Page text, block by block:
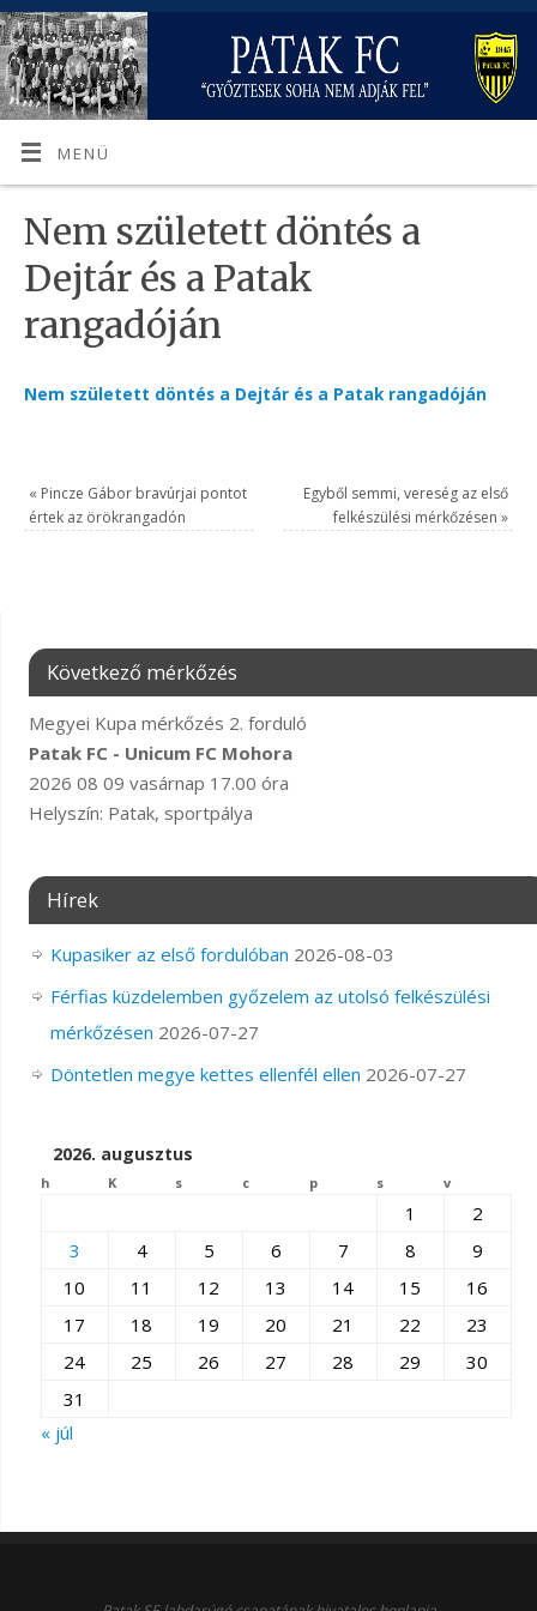
MENÜ
Nem született döntés a
Dejtár és a Patak
rangadóján
Nem született döntés a Dejtár és a Patak rangadóján
« Pincze Gábor bravúrjai pontot
értek az örökrangadón
Egyből semmi, vereség az első
felkészülési mérkőzésen »
Következő mérkőzés
Megyei Kupa mérkőzés 2. forduló
Patak FC - Unicum FC Mohora
2026 08 09 vasárnap 17.00 óra
Helyszín: Patak, sportpálya
Hírek
Kupasiker az első fordulóban 2026-08-03
Férfias küzdelemben győzelem az utolsó felkészülési
mérkőzésen 2026-07-27
Döntetlen megye kettes ellenfél ellen 2026-07-27
2026. augusztus
h K s c p s v
1
2
3
4 5 6 7 8
9
10
11 12 13 14 15
16
17
18 19 20 21 22
23
24
25 26 27 28 29
30
31
« júl